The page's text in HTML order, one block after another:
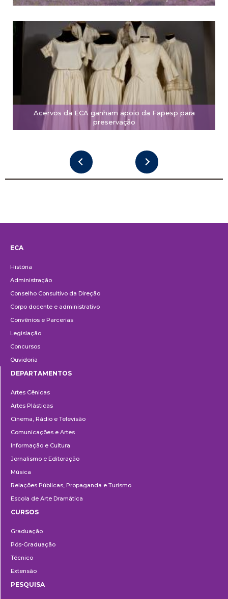
Acervos da ECA ganham apoio da Fapesp para
preservação
ECA
História
Administração
Conselho Consultivo da Direção
Corpo docente e administrativo
Convênios e Parcerias
Legislação
Concursos
Ouvidoria
DEPARTAMENTOS
Artes Cênicas
Artes Plásticas
Cinema, Rádio e Televisão
Comunicações e Artes
Informação e Cultura
Jornalismo e Editoração
Música
Relações Públicas, Propaganda e Turismo
Escola de Arte Dramática
CURSOS
Graduação
Pós-Graduação
Técnico
Extensão
PESQUISA